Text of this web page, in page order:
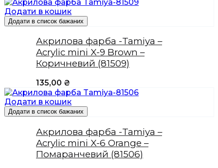
Додати в кошик
Додати в список бажаних
Акрилова фарба -Tamiya –
Acrylic mini X-9 Brown –
Коричневий (81509)
135,00 ₴
Додати в кошик
Додати в список бажаних
Акрилова фарба -Tamiya –
Acrylic mini X-6 Orange –
Помаранчевий (81506)